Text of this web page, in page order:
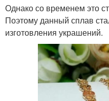
Однако со временем это
Поэтому данный сплав
изготовления украшений.